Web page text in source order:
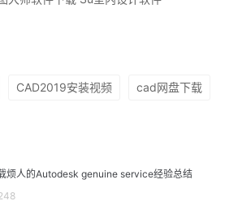
CAD2019安装视频 cad网盘下载
烦人的Autodesk genuine service经验总结